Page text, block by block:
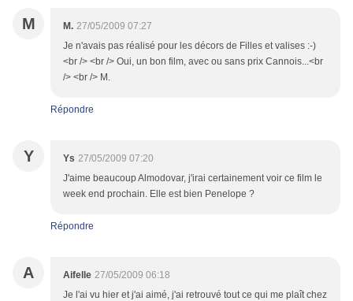
M M. 27/05/2009 07:27
Je n'avais pas réalisé pour les décors de Filles et valises :-)
<br /> <br /> Oui, un bon film, avec ou sans prix Cannois...<br
/> <br /> M.
Répondre
Y Ys 27/05/2009 07:20
J'aime beaucoup Almodovar, j'irai certainement voir ce film le
week end prochain. Elle est bien Penelope ?
Répondre
A Aifelle 27/05/2009 06:18
Je l'ai vu hier et j'ai aimé, j'ai retrouvé tout ce qui me plaît chez